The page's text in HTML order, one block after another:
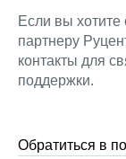
Если вы хотите
партнеру
контакты для
поддержки.
Обратиться в